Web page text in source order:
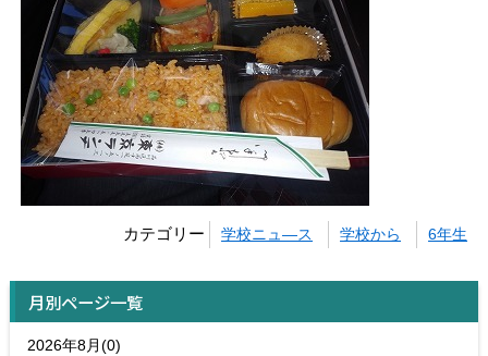
カテゴリー 学校ニュ―ス 学校から 6年生
月別ページ一覧
2026年8月(0)